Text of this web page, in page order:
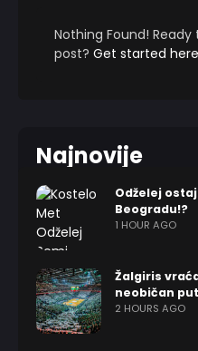
Nothing Found!
post? Get started here
Najnovije
Odželej
Beogradu!?
1 HOUR AGO
Žalgiris
neobičan
2 HOURS AGO